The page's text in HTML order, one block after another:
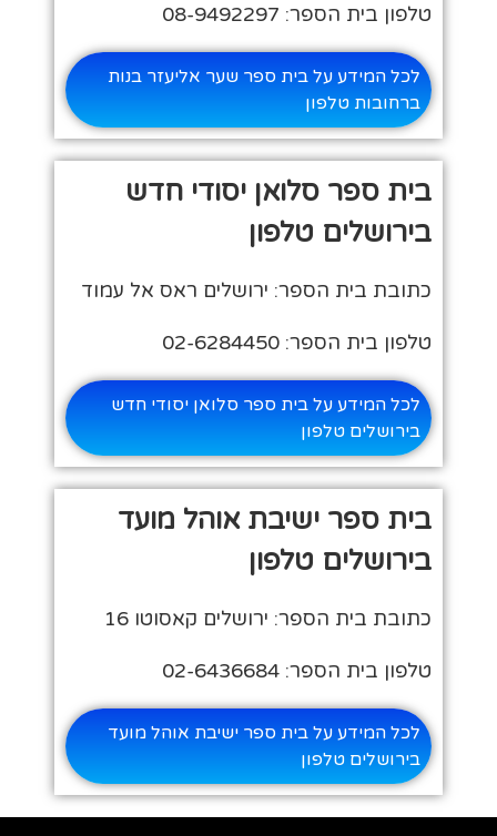
טלפון בית הספר: 08-9492297
לכל המידע על בית ספר שער אליעזר בנות
ברחובות טלפון
בית ספר סלואן יסודי חדש
בירושלים טלפון
כתובת בית הספר: ירושלים ראס אל עמוד
טלפון בית הספר: 02-6284450
לכל המידע על בית ספר סלואן יסודי חדש
בירושלים טלפון
בית ספר ישיבת אוהל מועד
בירושלים טלפון
כתובת בית הספר: ירושלים קאסוטו 16
טלפון בית הספר: 02-6436684
לכל המידע על בית ספר ישיבת אוהל מועד
בירושלים טלפון